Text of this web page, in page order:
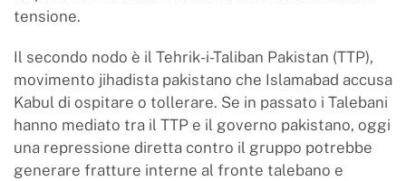
tensione.
Il secondo nodo è il Tehrik-i-Taliban Pakistan (TTP),
movimento jihadista pakistano che Islamabad accusa
Kabul di ospitare o tollerare. Se in passato i Talebani
hanno mediato tra il TTP e il governo pakistano, oggi
una repressione diretta contro il gruppo potrebbe
generare fratture interne al fronte talebano e